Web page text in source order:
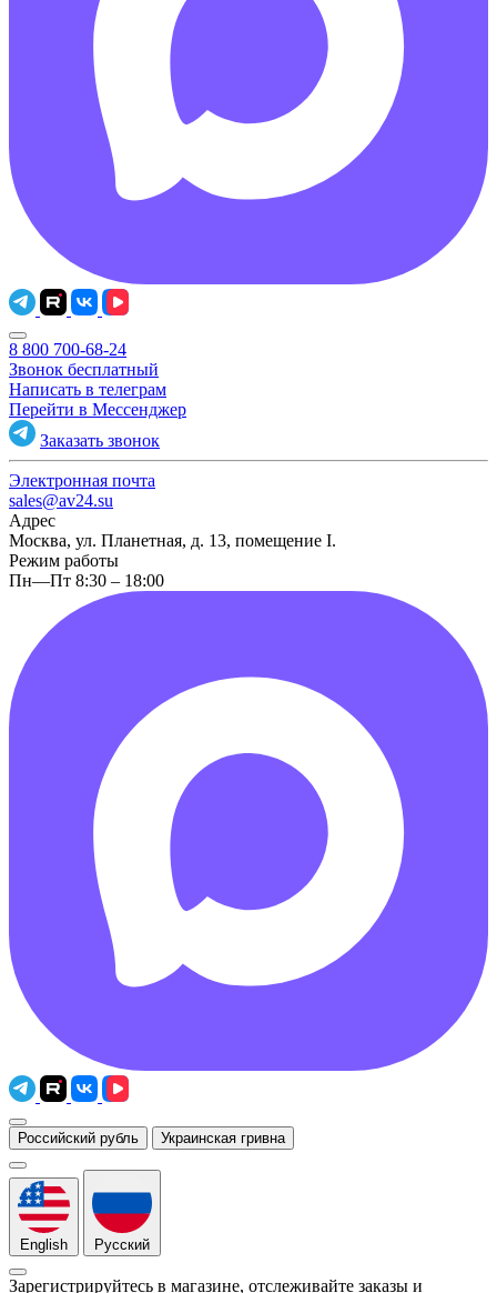
8 800 700-68-24
Звонок бесплатный
Написать в телеграм
Перейти в Мессенджер
Заказать звонок
Электронная почта
sales@av24.su
Адрес
Москва, ул. Планетная, д. 13, помещение I.
Режим работы
Пн—Пт 8:30 – 18:00
Российский рубль Украинская гривна
English Русский
Зарегистрируйтесь в магазине, отслеживайте заказы и